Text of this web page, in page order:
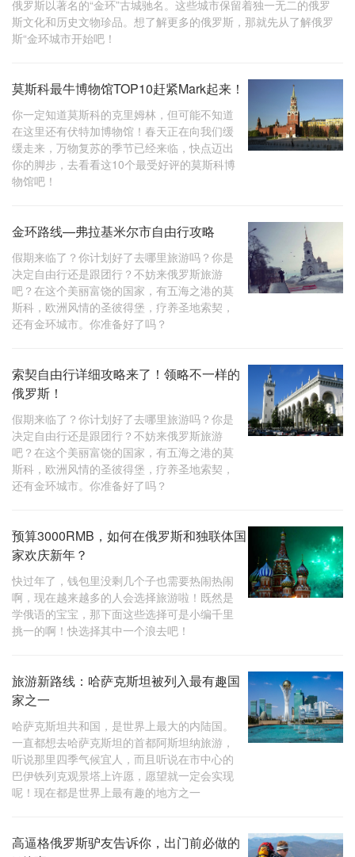
俄罗斯以著名的“金环”古城驰名。这些城市保留着独一无二的俄罗
斯文化和历史文物珍品。想了解更多的俄罗斯，那就先从了解俄罗
斯“金环城市开始吧！
莫斯科最牛博物馆TOP10赶紧Mark起来！
你一定知道莫斯科的克里姆林，但可能不知道
在这里还有伏特加博物馆！春天正在向我们缓
缓走来，万物复苏的季节已经来临，快点迈出
你的脚步，去看看这10个最受好评的莫斯科博
物馆吧！
金环路线—弗拉基米尔市自由行攻略
假期来临了？你计划好了去哪里旅游吗？你是
决定自由行还是跟团行？不妨来俄罗斯旅游
吧？在这个美丽富饶的国家，有五海之港的莫
斯科，欧洲风情的圣彼得堡，疗养圣地索契，
还有金环城市。你准备好了吗？
索契自由行详细攻略来了！领略不一样的
俄罗斯！
假期来临了？你计划好了去哪里旅游吗？你是
决定自由行还是跟团行？不妨来俄罗斯旅游
吧？在这个美丽富饶的国家，有五海之港的莫
斯科，欧洲风情的圣彼得堡，疗养圣地索契，
还有金环城市。你准备好了吗？
预算3000RMB，如何在俄罗斯和独联体国
家欢庆新年？
快过年了，钱包里没剩几个子也需要热闹热闹
啊，现在越来越多的人会选择旅游啦！既然是
学俄语的宝宝，那下面这些选择可是小编千里
挑一的啊！快选择其中一个浪去吧！
旅游新路线：哈萨克斯坦被列入最有趣国
家之一
哈萨克斯坦共和国，是世界上最大的内陆国。
一直都想去哈萨克斯坦的首都阿斯坦纳旅游，
听说那里四季气候宜人，而且听说在市中心的
巴伊铁列克观景塔上许愿，愿望就一定会实现
呢！现在都是世界上最有趣的地方之一
高逼格俄罗斯驴友告诉你，出门前必做的